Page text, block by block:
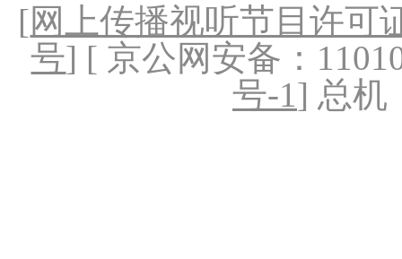
[网上传播视听节目许可
号] [ 京公网安备：
号-1] 总机